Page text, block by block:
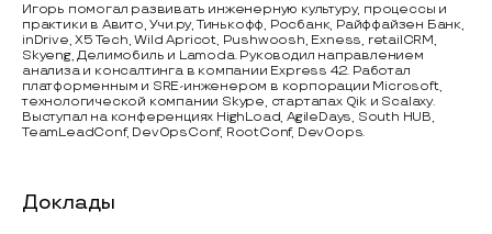
Игорь помогал развивать инженерную культуру, процессы и
практики в Авито, Учи.ру, Тинькофф, Росбанк, Райффайзен Банк,
inDrive, X5 Tech, Wild Apricot, Pushwoosh, Exness, retailCRM,
Skyeng, Делимобиль и Lamoda. Руководил направлением
анализа и консалтинга в компании Express 42. Работал
платформенным и SRE-инженером в корпорации Microsoft,
технологической компании Skype, стартапах Qik и Scalaxy.
Выступал на конференциях HighLoad, AgileDays, South HUB,
TeamLeadConf, DevOpsConf, RootConf, DevOops.
Доклады